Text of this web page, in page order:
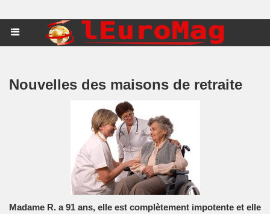
Nouvelles des maisons de retraite
Madame R. a 91 ans, elle est complètement impotente et elle